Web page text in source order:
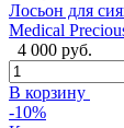
Лосьон для
Medical
4 000 руб.
В корзину
-10%